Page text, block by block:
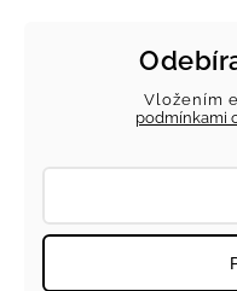
Vložením
podmínkami